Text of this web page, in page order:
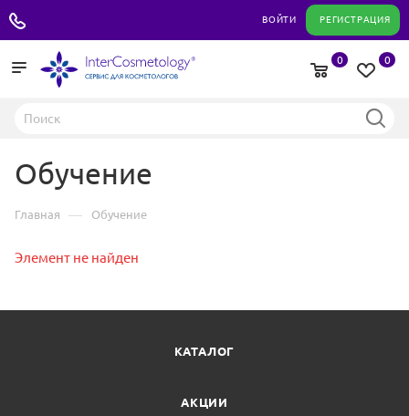
ВОЙТИ РЕГИСТРАЦИЯ
0
0
Обучение
Главная — Обучение
Элемент не найден
КАТАЛОГ
АКЦИИ